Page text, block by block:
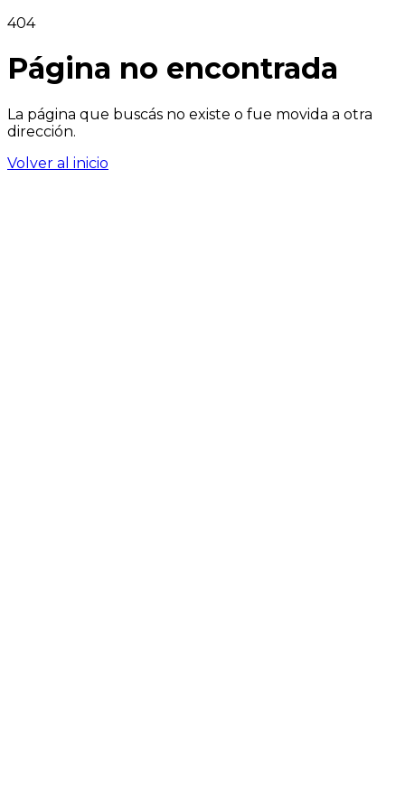
404
Página no encontrada
La página que buscás no existe o fue movida a otra
dirección.
Volver al inicio